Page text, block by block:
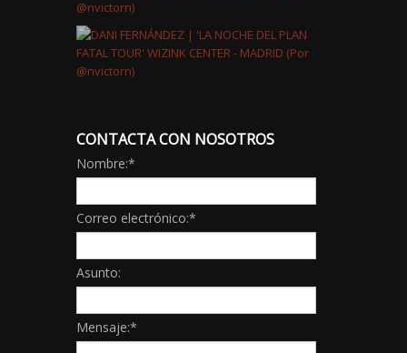
CONTACTA CON NOSOTROS
Nombre:*
Correo electrónico:*
Asunto:
Mensaje:*